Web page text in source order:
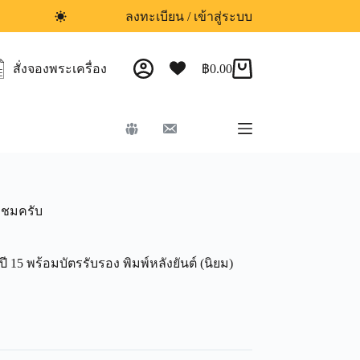
ลงทะเบียน / เข้าสู่ระบบ
สั่งจองพระเครื่อง ฿0.00
ชมครับ
15 พร้อมบัตรรับรอง พิมพ์หลังยันต์ (นิยม)